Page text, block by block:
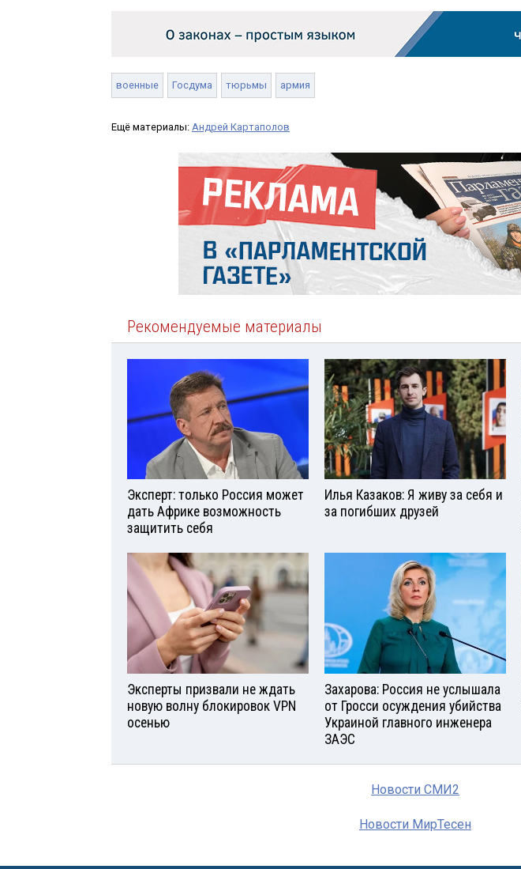
военные Госдума тюрьмы армия
Ещё материалы: Андрей Картаполов
Рекомендуемые материалы
Эксперт: только Россия может
дать Африке возможность
защитить себя
Илья Казаков: Я живу за себя и
за погибших друзей
Эксперты призвали не ждать
новую волну блокировок VPN
осенью
Захарова: Россия не услышала
от Гросси осуждения убийства
Украиной главного инженера
ЗАЭС
Новости СМИ2
Новости МирТесен